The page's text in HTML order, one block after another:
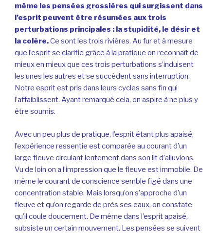
même les pensées grossières qui surgissent dans
l’esprit peuvent être résumées aux trois
perturbations principales : la stupidité, le désir et
la colère.Ce sont les trois rivières. Au fur et à mesure
que l’esprit se clarifie grâce à la pratique on reconnaît de
mieux en mieux que ces trois perturbations s’induisent
les unes les autres et se succèdent sans interruption.
Notre esprit est pris dans leurs cycles sans fin qui
l’affaiblissent. Ayant remarqué cela, on aspire à ne plus y
être soumis.
Avec un peu plus de pratique, l’esprit étant plus apaisé,
l’expérience ressentie est comparée au courant d’un
large fleuve circulant lentement dans son lit d’alluvions.
Vu de loin on a l’impression que le fleuve est immobile. De
même le courant de conscience semble figé dans une
concentration stable. Mais lorsqu’on s’approche d’un
fleuve et qu’on regarde de près ses eaux, on constate
qu’il coule doucement. De même dans l’esprit apaisé,
subsiste un certain mouvement. Les pensées se suivent